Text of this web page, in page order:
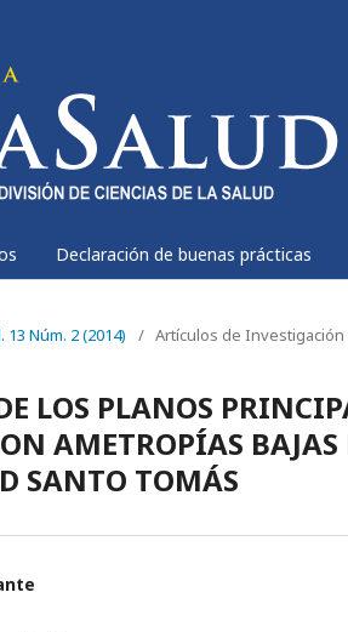
Declaración de buenas prácticas
13 Núm. 2 (2014) / Artículos de
LOS PLANOS
AMETROPÍAS
SANTO TOMÁS